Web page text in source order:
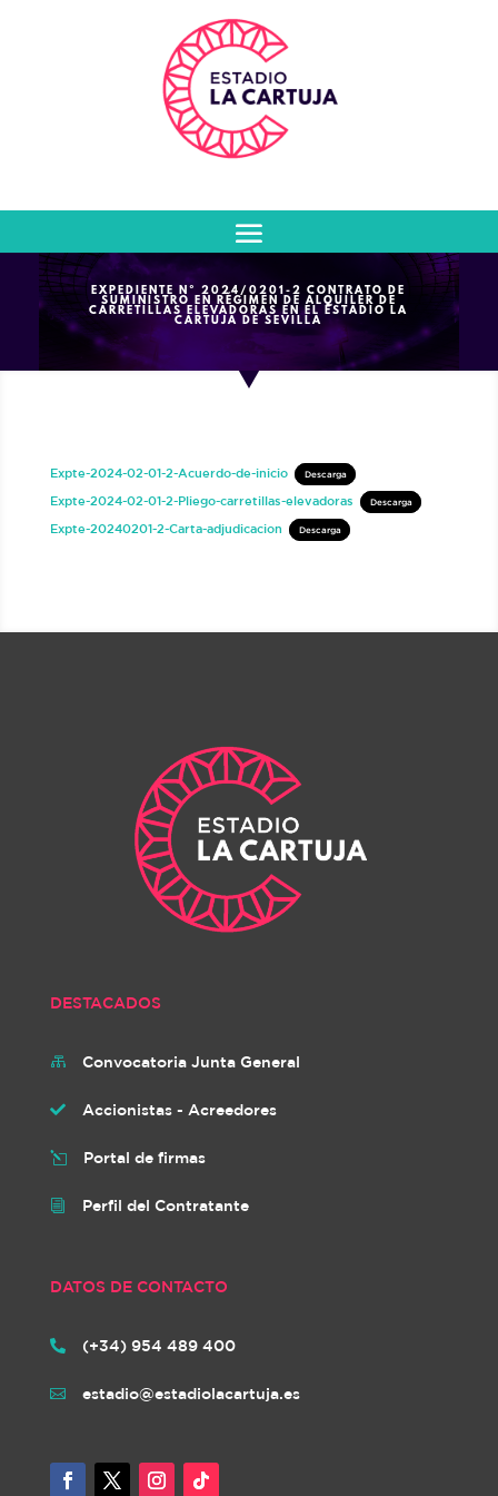
EXPEDIENTE Nº 2024/0201-2 CONTRATO DE
SUMINISTRO EN RÉGIMEN DE ALQUILER DE
CARRETILLAS ELEVADORAS EN EL ESTADIO LA
CARTUJA DE SEVILLA
Expte-2024-02-01-2-Acuerdo-de-inicio Descarga
Expte-2024-02-01-2-Pliego-carretillas-elevadoras Descarga
Expte-20240201-2-Carta-adjudicacion Descarga
DESTACADOS
 Convocatoria Junta General
 Accionistas - Acreedores
l Portal de firmas
i Perfil del Contratante
DATOS DE CONTACTO
 (+34) 954 489 400
 estadio@estadiolacartuja.es